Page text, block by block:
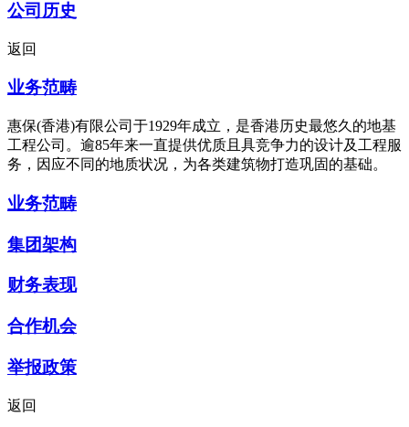
公司历史
返回
业务范畴
惠保(香港)有限公司于1929年成立，是香港历史最悠久的地基
工程公司。逾85年来一直提供优质且具竞争力的设计及工程服
务，因应不同的地质状况，为各类建筑物打造巩固的基础。
业务范畴
集团架构
财务表现
合作机会
举报政策
返回